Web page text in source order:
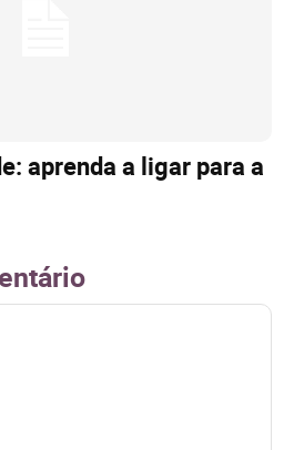
aprenda a ligar para a